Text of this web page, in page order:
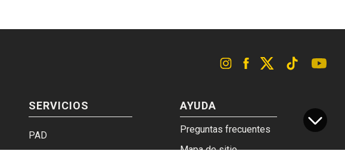
SERVICIOS
PAD
AYUDA
Preguntas frecuentes